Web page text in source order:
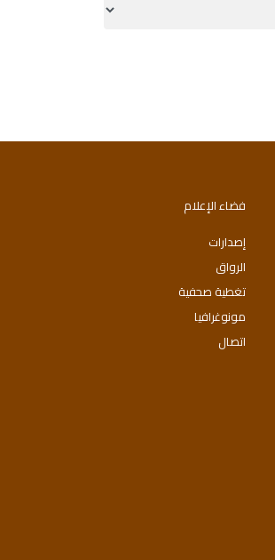
فضاء الإعلام
إصدارات
الرواق
تغطية صحفية
مونوغرافيا
اتصال